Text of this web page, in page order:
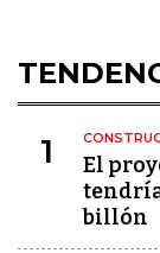
1
El
billón